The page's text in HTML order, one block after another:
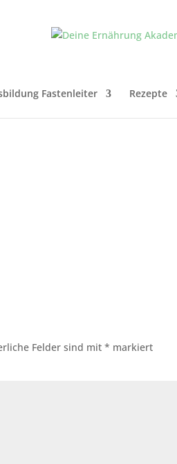
Fastenleiter Rezepte
Felder sind mit* markiert